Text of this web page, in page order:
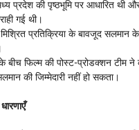
प्रदेश की पृष्ठभूमि पर आधारित थी
गई थी।
प्रतिक्रिया के बावजूद सलमान
बीच फिल्म की पोस्ट-प्रोडक्शन टीम ने
की जिम्मेदारी नहीं हो सकता।